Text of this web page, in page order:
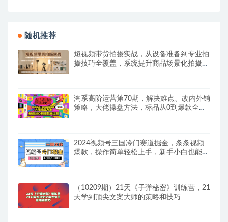
随机推荐
短视频带货拍摄实战，从设备准备到专业拍
摄技巧全覆盖，系统提升商品场景化拍摄能
淘系高阶运营第70期，解决难点、改内外销
策略，大佬操盘方法，标品从0到爆款全过
2024视频号三国冷门赛道掘金，条条视频
爆款，操作简单轻松上手，新手小白也能月
（10209期）21天《子弹秘密》训练营，21
天学到顶尖文案大师的策略和技巧